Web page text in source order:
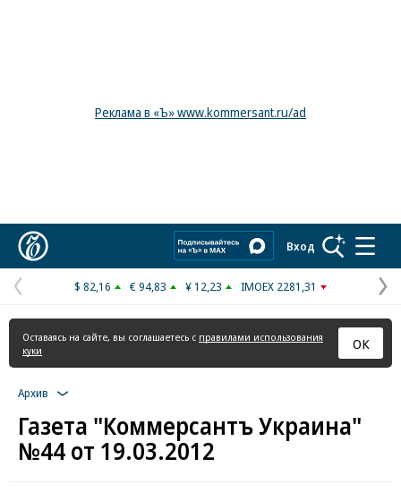
Реклама в «Ъ» www.kommersant.ru/ad
Вход
Предыдущая
страница
$ 82,16 € 94,83 ¥ 12,23 IMOEX 2281,31
Оставаясь на сайте, вы соглашаетесь с правилами использования
куки
ОК
Архив
Газета "Коммерсантъ Украина"
№44 от 19.03.2012